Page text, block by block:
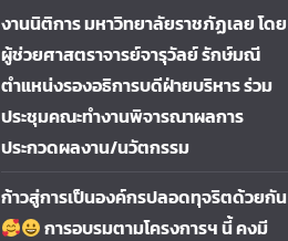
งานนิติการ มหาวิทยาลัยราชภัฏเลย โดย
ผู้ช่วยศาสตราจารย์จารุวัลย์ รักษ์มณี
ตำแหน่งรองอธิการบดีฝ่ายบริหาร ร่วม
ประชุมคณะทำงานพิจารณาผลการ
ประกวดผลงาน/นวัตกรรม
ก้าวสู่การเป็นองค์กรปลอดทุจริตด้วยกัน
การอบรมตามโครงการฯ นี้ คงมี